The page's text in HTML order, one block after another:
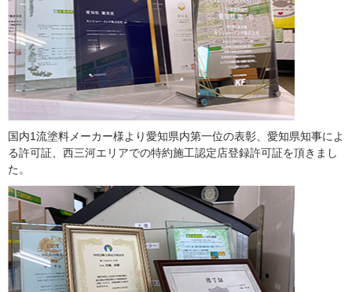
国内1流塗料メーカー様より愛知県内第一位の表彰、愛知県知事によ
る許可証、西三河エリアでの特約施工認定店登録許可証を頂きまし
た。